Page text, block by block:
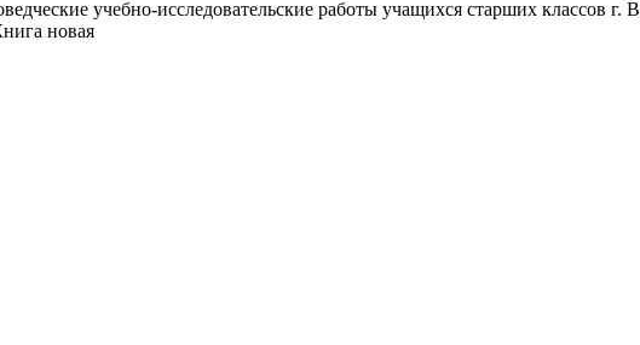
учебно-исследовательские работы учащихся старших классов
новая